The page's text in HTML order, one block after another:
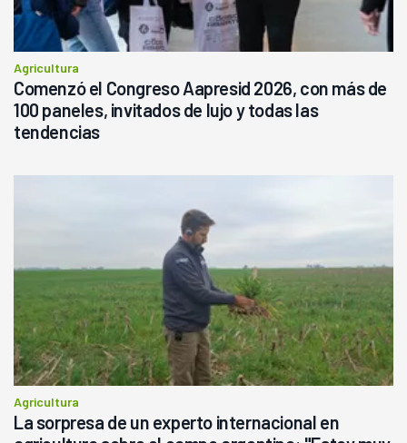
Agricultura
Comenzó el Congreso Aapresid 2026, con más de
100 paneles, invitados de lujo y todas las
tendencias
Agricultura
La sorpresa de un experto internacional en